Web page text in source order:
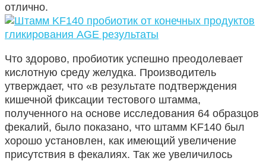
отлично.
Что здорово, пробиотик успешно преодолевает
кислотную среду желудка. Производитель
утверждает, что «в результате подтверждения
кишечной фиксации тестового штамма,
полученного на основе исследования 64 образцов
фекалий, было показано, что штамм KF140 был
хорошо установлен, как имеющий увеличение
присутствия в фекалиях. Так же увеличилось